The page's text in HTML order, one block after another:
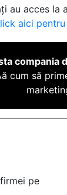
au acces la
aici pentru
compania
cum să
pe